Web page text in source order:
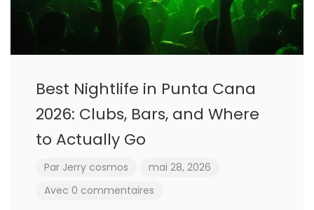
Best Nightlife in Punta Cana
2026: Clubs, Bars, and Where
to Actually Go
Par Jerry cosmos
mai 28, 2026
Avec 0 commentaires